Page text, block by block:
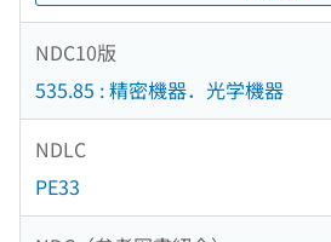
NDC10版
535.85 : 精密機器．光学機器
NDLC
PE33